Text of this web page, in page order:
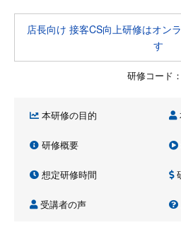
店長向け 接客CS向上研修はオン
す
研修コード
本研修の目的
研修概要
想定研修時間
受講者の声